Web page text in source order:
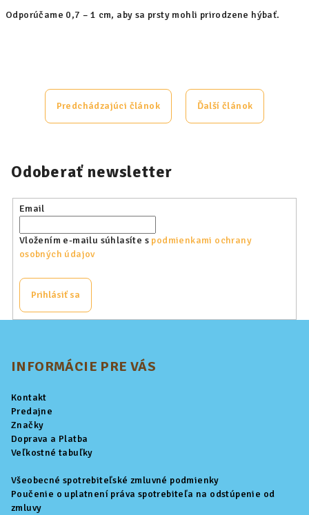
Odporúčame 0,7 – 1 cm, aby sa prsty mohli prirodzene hýbať.
Predchádzajúci článok Ďalší článok
Odoberať newsletter
Email
Vložením e-mailu súhlasíte s podmienkami ochrany
osobných údajov
Prihlásiť sa
INFORMÁCIE PRE VÁS
Kontakt
Predajne
Značky
Doprava a Platba
Veľkostné tabuľky
Všeobecné spotrebiteľské zmluvné podmienky
Poučenie o uplatnení práva spotrebiteľa na odstúpenie od
zmluvy